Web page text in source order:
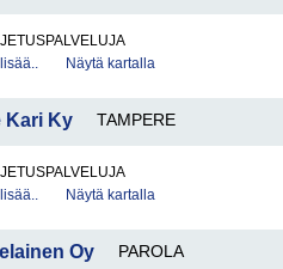
Näytä kartalla
Kari Ky TAMPERE
Näytä kartalla
Oy PAROLA